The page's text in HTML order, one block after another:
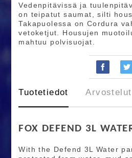
Vedenpitävissä ja
on teipatut saumat, silti
Takapuolessa on Cordura
vetoketjut. Housujen
mahtuu polvisuojat.
Tuotetiedot Arvostelut
FOX DEFEND 3L
With the Defend 3L Water